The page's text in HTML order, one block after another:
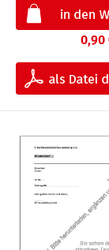
0,90